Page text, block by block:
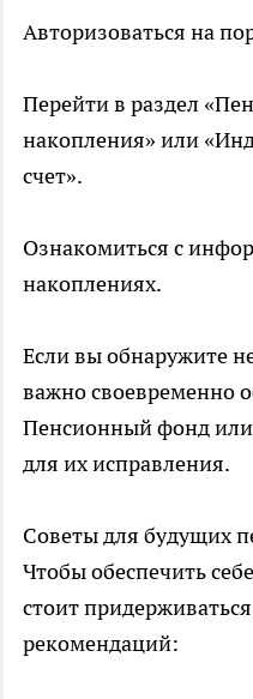
Авторизоваться на
Перейти в раздел
накопления» или
счет».
Ознакомиться с
накоплениях.
Если вы обнаружите
важно своевременно
Пенсионный фонд или
для их исправления.
Советы для будущих
Чтобы обеспечить
стоит
рекомендаций: